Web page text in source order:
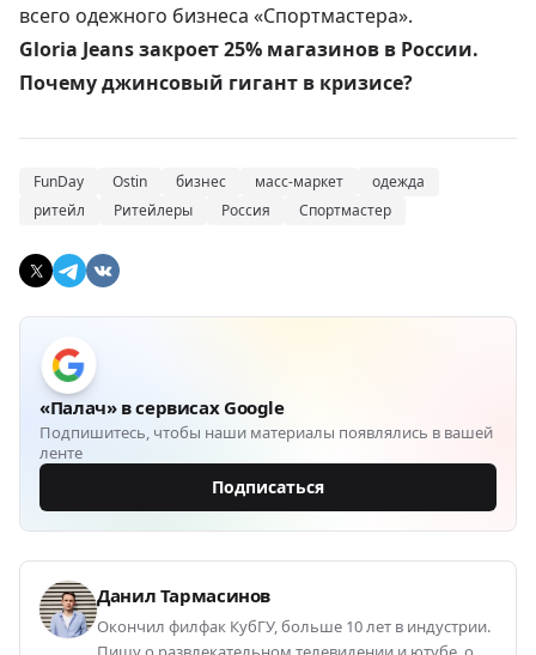
всего одежного бизнеса «Спортмастера».
Gloria Jeans закроет 25% магазинов в России.
Почему джинсовый гигант в кризисе?
FunDay Ostin бизнес масс-маркет
одежда
ритейл
Ритейлеры Россия Спортмастер
«Палач» в сервисах Google
Подпишитесь, чтобы наши материалы появлялись в вашей
ленте
Подписаться
Данил Тармасинов
Окончил филфак КубГУ, больше 10 лет в индустрии.